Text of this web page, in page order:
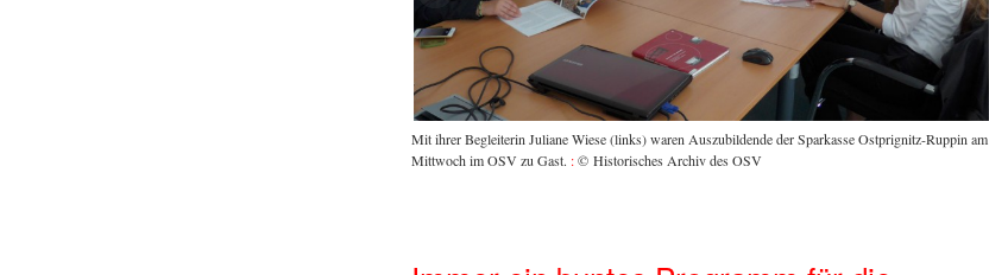
Mit ihrer Begleiterin Juliane Wiese (links) waren Auszubildende der Sparkasse Ostprignitz-Ruppin am
Mittwoch im OSV zu Gast. :© Historisches Archiv des OSV